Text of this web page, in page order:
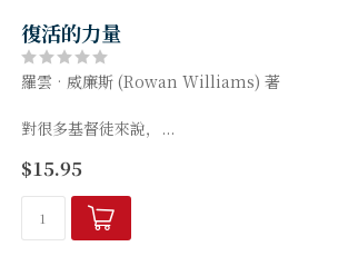
復活的力量
羅雲‧威廉斯 (Rowan Williams) 著
對很多基督徒來說，...
$15.95